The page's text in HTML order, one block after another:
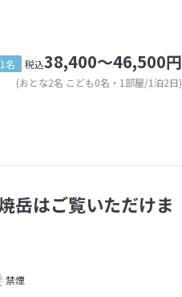
名 税込38,400～46,500円
(おとな2名 こども0名・1部屋/1泊2日)
岳はご覧いただけま
禁煙